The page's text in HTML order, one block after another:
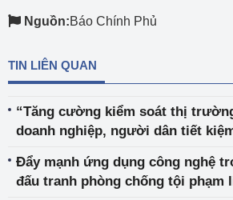
Nguồn:Báo Chính Phủ
TIN LIÊN QUAN
“Tăng cường kiểm soát thị
doanh nghiệp, người dân tiết
Đẩy mạnh ứng dụng công nghệ
đấu tranh phòng chống tội phạm